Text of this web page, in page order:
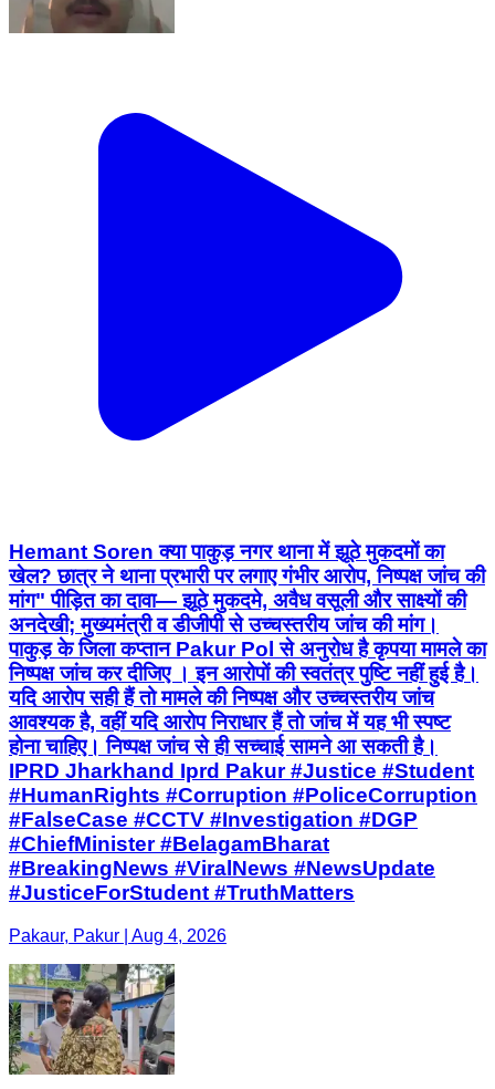
Hemant Soren क्या पाकुड़ नगर थाना में झूठे मुकदमों का
खेल? छात्र ने थाना प्रभारी पर लगाए गंभीर आरोप, निष्पक्ष जांच की
मांग" पीड़ित का दावा— झूठे मुकदमे, अवैध वसूली और साक्ष्यों की
अनदेखी; मुख्यमंत्री व डीजीपी से उच्चस्तरीय जांच की मांग।
पाकुड़ के जिला कप्तान Pakur Pol से अनुरोध है कृपया मामले का
निष्पक्ष जांच कर दीजिए । इन आरोपों की स्वतंत्र पुष्टि नहीं हुई है।
यदि आरोप सही हैं तो मामले की निष्पक्ष और उच्चस्तरीय जांच
आवश्यक है, वहीं यदि आरोप निराधार हैं तो जांच में यह भी स्पष्ट
होना चाहिए। निष्पक्ष जांच से ही सच्चाई सामने आ सकती है।
IPRD Jharkhand Iprd Pakur #Justice #Student
#HumanRights #Corruption #PoliceCorruption
#FalseCase #CCTV #Investigation #DGP
#ChiefMinister #BelagamBharat
#BreakingNews #ViralNews #NewsUpdate
#JusticeForStudent #TruthMatters
Pakaur, Pakur | Aug 4, 2026